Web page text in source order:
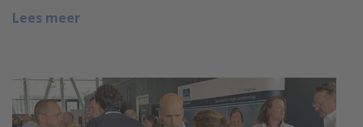
Lees meer